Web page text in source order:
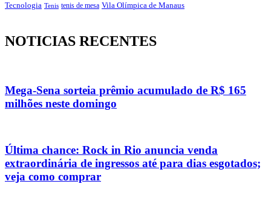
Tecnologia Tenis tenis de mesa Vila Olímpica de Manaus
NOTICIAS RECENTES
Mega-Sena sorteia prêmio acumulado de R$ 165
milhões neste domingo
Última chance: Rock in Rio anuncia venda
extraordinária de ingressos até para dias esgotados;
veja como comprar